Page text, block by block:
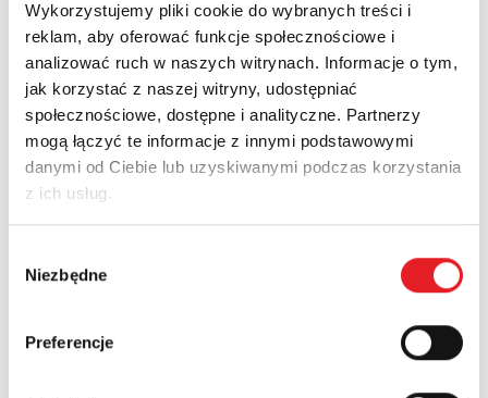
Wykorzystujemy pliki cookie do wybranych treści i
reklam, aby oferować funkcje społecznościowe i
analizować ruch w naszych witrynach. Informacje o tym,
jak korzystać z naszej witryny, udostępniać
społecznościowe, dostępne i analityczne. Partnerzy
mogą łączyć te informacje z innymi podstawowymi
danymi od Ciebie lub uzyskiwanymi podczas korzystania
z ich usług.
zgody
Niezbędne
Preferencje
Zapytaj o szczegóły oferty
Imię i nazwisko: *
Adres e-mail: *
Numer telefonu: